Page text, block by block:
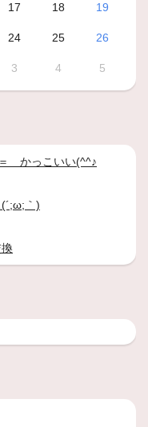
17 18 19
24 25 26
3 4 5
かっこいい(^^♪
｀)